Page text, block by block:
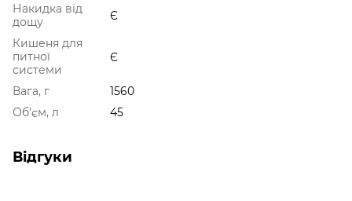
Накидка від
дощу
Є
Кишеня для
питної
системи
Є
Вага, г
1560
Об'єм, л
45
Відгуки